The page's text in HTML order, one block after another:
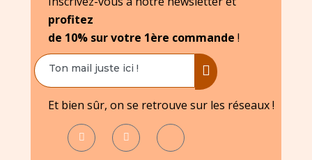
profitez
de 10% sur votre 1ère commande !
Et bien sûr, on se retrouve sur les réseaux !